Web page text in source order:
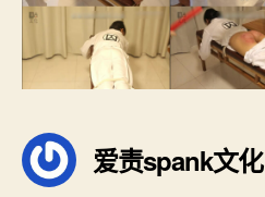
爱责spank文化